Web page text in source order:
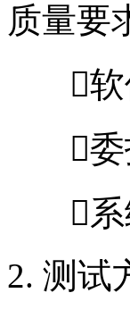
质量要
软
委
系
2. 测试